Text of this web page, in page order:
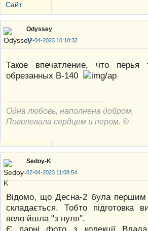
Сайт
Odyssey
02-04-2023 10:10:32
Такое впечатление, что
обрезанных В-140
Одна любовь, наполнена добром,
Повелевала сердцем и пером. ©
Sedoy-K
02-04-2023 11:08:54
Відомо, що Десна-2 була
складається. Тобто підготовка
вело йшла "з нуля".
Є парні фото з колекції